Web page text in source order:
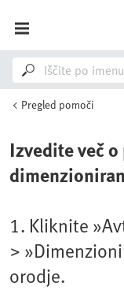
Pregled pomoči
Izvedite več
1. Kliknite
>
orodje.